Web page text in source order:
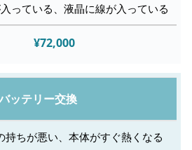
っている、液晶に線が入っている
¥72,000
ッテリー交換
持ちが悪い、本体がすぐ熱くなる